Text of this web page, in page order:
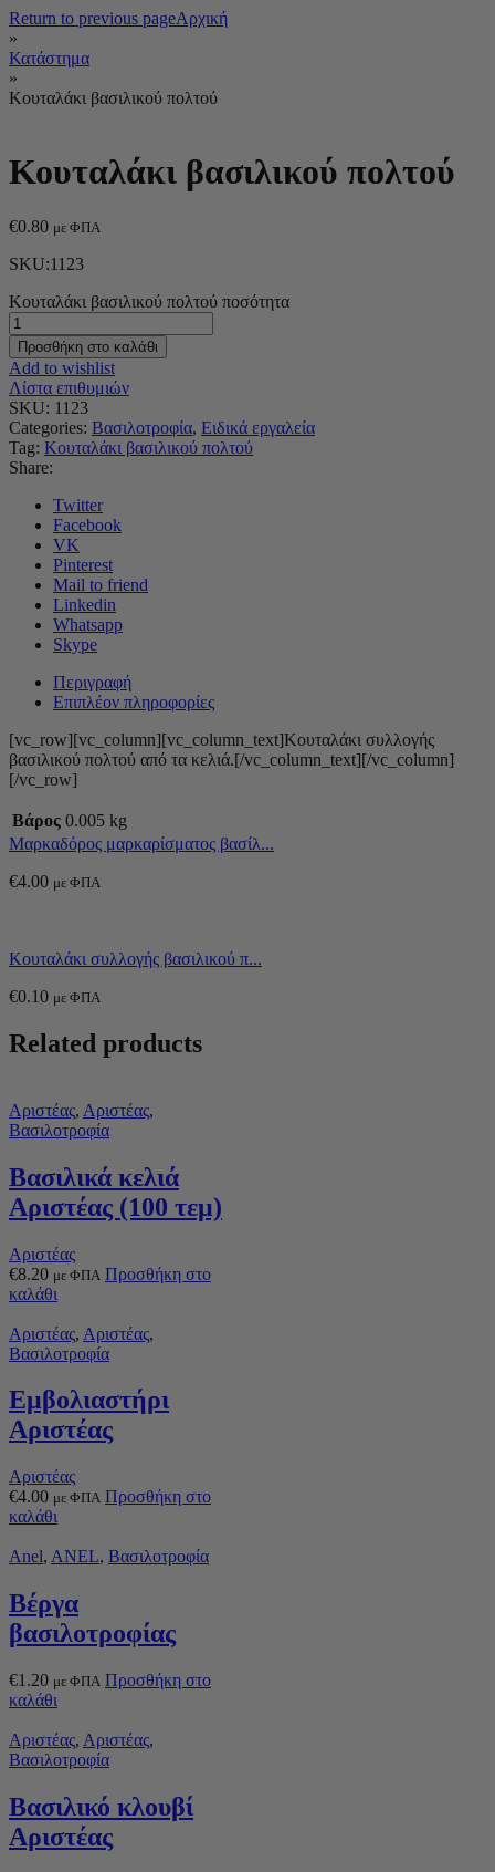
Return to previous pageΑρχική
»
Κατάστημα
»
Κουταλάκι βασιλικού πολτού
Κουταλάκι βασιλικού πολτού
€0.80 με ΦΠΑ
SKU:1123
Κουταλάκι βασιλικού πολτού ποσότητα
Προσθήκη στο καλάθι
Add to wishlist
Λίστα επιθυμιών
SKU: 1123
Categories: Βασιλοτροφία, Ειδικά εργαλεία
Tag: Κουταλάκι βασιλικού πολτού
Share:
Twitter
Facebook
VK
Pinterest
Mail to friend
Linkedin
Whatsapp
Skype
Περιγραφή
Επιπλέον πληροφορίες
[vc_row][vc_column][vc_column_text]Κουταλάκι συλλογής
βασιλικού πολτού από τα κελιά.[/vc_column_text][/vc_column]
[/vc_row]
Βάρος 0.005 kg
Μαρκαδόρος μαρκαρίσματος βασίλ...
€4.00 με ΦΠΑ
Κουταλάκι συλλογής βασιλικού π...
€0.10 με ΦΠΑ
Related products
Αριστέας, Αριστέας,
Βασιλοτροφία
Βασιλικά κελιά
Αριστέας (100 τεμ)
Αριστέας
€8.20 με ΦΠΑ Προσθήκη στο
καλάθι
Αριστέας, Αριστέας,
Βασιλοτροφία
Εμβολιαστήρι
Αριστέας
Αριστέας
€4.00 με ΦΠΑ Προσθήκη στο
καλάθι
Anel, ANEL, Βασιλοτροφία
Βέργα
βασιλοτροφίας
€1.20 με ΦΠΑ Προσθήκη στο
καλάθι
Αριστέας, Αριστέας,
Βασιλοτροφία
Βασιλικό κλουβί
Αριστέας